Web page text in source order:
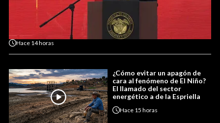
Hace 14 horas
¿Cómo evitar un apagón de
cara al fenómeno de El Niño?
El llamado del sector
energético a de la Espriella
Hace 15 horas